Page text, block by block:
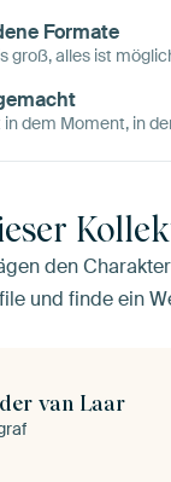
Formate
groß, alles ist
dem Moment, in
den
und finde ein
van Laar